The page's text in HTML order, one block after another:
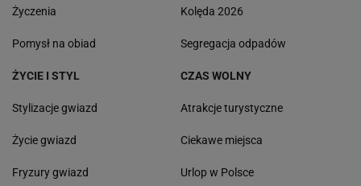
Życzenia
Pomysł na obiad
Kolęda 2026
Segregacja odpadów
ŻYCIE I STYL
Stylizacje gwiazd
Życie gwiazd
Fryzury gwiazd
CZAS WOLNY
Atrakcje turystyczne
Ciekawe miejsca
Urlop w Polsce